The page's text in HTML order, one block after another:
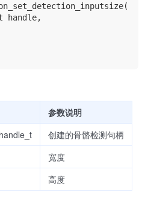
参数说明
创建的骨骼检测句柄
宽度
高度